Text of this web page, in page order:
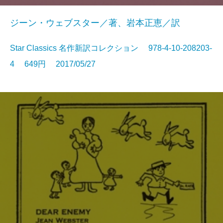
ジーン・ウェブスター／著、岩本正恵／訳
Star Classics 名作新訳コレクション 978-4-10-208203-
4 649円 2017/05/27